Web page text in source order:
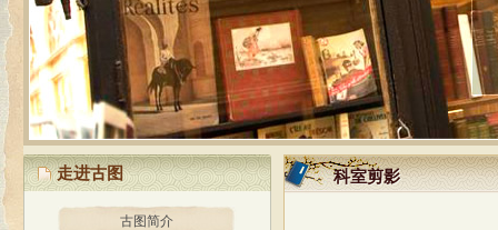
走进古图
古图简介
科室剪影
科室剪影